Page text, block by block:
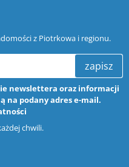
z Piotrkowa i regionu.
zapisz
newslettera oraz informacji
na podany adres e-mail.
chwili.